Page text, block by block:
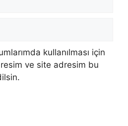
kullanılması için
ve site adresim bu